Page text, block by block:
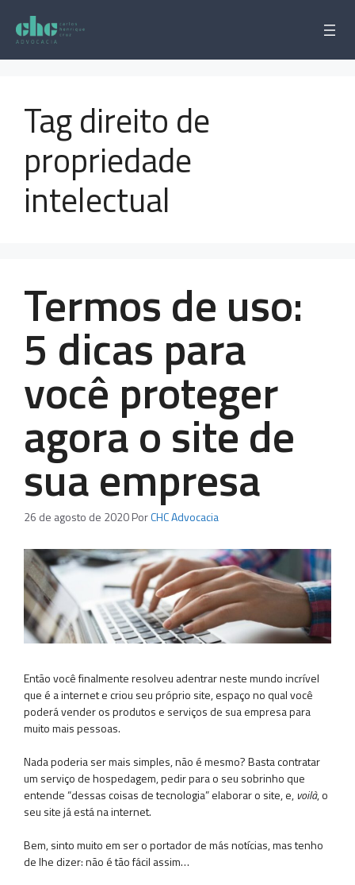
para
conteúdo
Tag direito de
propriedade
intelectual
Termos de uso:
5 dicas para
você proteger
agora o site de
sua empresa
26 de agosto de 2020PorCHC Advocacia
Então você finalmente resolveu adentrar neste mundo incrível
que é a internet e criou seu próprio site, espaço no qual você
poderá vender os produtos e serviços de sua empresa para
muito mais pessoas.
Nada poderia ser mais simples, não é mesmo? Basta contratar
um serviço de hospedagem, pedir para o seu sobrinho que
entende “dessas coisas de tecnologia” elaborar o site, e, voilà, o
seu site já está na internet.
Bem, sinto muito em ser o portador de más notícias, mas tenho
de lhe dizer: não é tão fácil assim…